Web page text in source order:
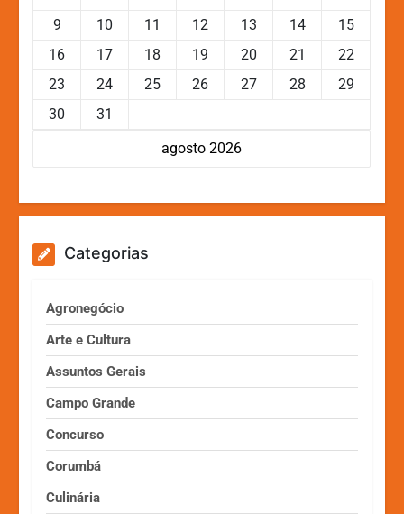
agosto 2026
9
10 11 12 13 14
15
16
17 18 19 20 21
22
23
24 25 26 27 28
29
30
31
Categorias
Agronegócio
Arte e Cultura
Assuntos Gerais
Campo Grande
Concurso
Corumbá
Culinária